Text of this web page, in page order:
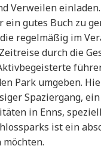
Verweilen
ein gutes Buch zu
regelmäßig im
durch die
Park umgeben.
Spaziergang,
in Enns,
ist ein